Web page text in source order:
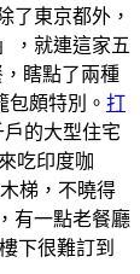
了東京都外，
，就連這家五
瞎點了兩種
頗特別。 打
的大型住宅
吃印度咖
梯，不曉得
有一點老餐廳
下很難訂到